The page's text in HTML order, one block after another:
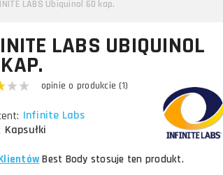
LABS Ubiquinol 60 kap.
LABS UBIQUINOL
opinie o produkcie (1)
Infinite Labs
Kapsułki
Best Body stosuje ten produkt.